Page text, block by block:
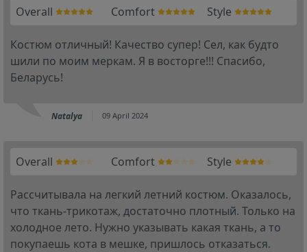
Overall Comfort Style
Костюм отличный! Качество супер! Сел, как будто
шили по моим меркам. Я в восторге!!! Спасибо,
Беларусь!
Natalya 09 April 2024
Overall Comfort Style
Рассчитывала на легкий летний костюм. Оказалось,
что ткань-трикотаж, достаточно плотный. Только на
холодное лето. Нужно указывать какая ткань, а то
покупаешь кота в мешке, пришлось отказаться.